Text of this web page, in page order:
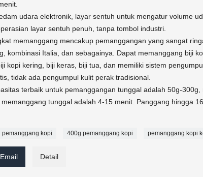
udara elektronik, layar sentuh untuk mengatur volume
layar sentuh penuh, tanpa tombol industri.
memanggang mencakup pemanggangan yang sangat
kombinasi Italia, dan sebagainya. Dapat memanggang biji
kopi kering, biji keras, biji tua, dan memiliki sistem
tidak ada pengumpul kulit perak tradisional.
terbaik untuk pemanggangan tunggal adalah 50g-300g,
memanggang tunggal adalah 4-15 menit. Panggang hingga
pemanggang kopi 400g pemanggang kopi pemanggang kopi
Email Detail